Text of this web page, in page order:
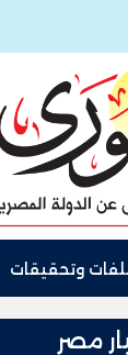
وتحقيقات
مصر